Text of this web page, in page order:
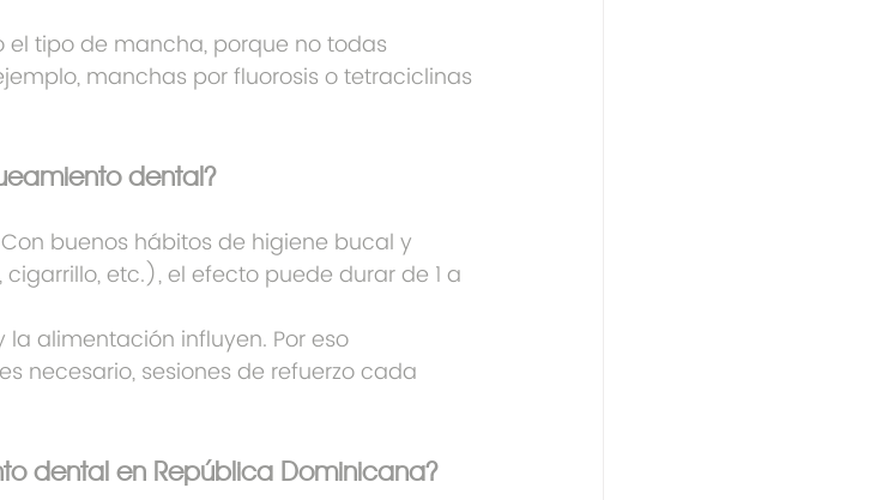
tipo de mancha, porque no todas
manchas por fluorosis o tetraciclinas
dental?
buenos hábitos de higiene bucal y
etc.), el efecto puede durar de 1 a
alimentación influyen. Por eso
necesario, sesiones de refuerzo cada
dental en República Dominicana?